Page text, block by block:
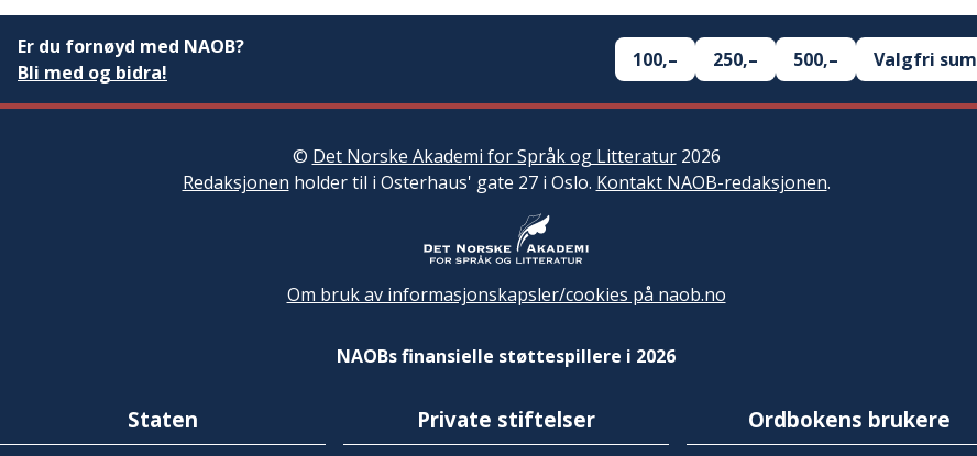
Er du fornøyd med NAOB?
Bli med og bidra!
100,– 250,– 500,– Valgfri sum
© Det Norske Akademi for Språk og Litteratur2026
Redaksjonen holder til i Osterhaus' gate 27 i Oslo. Kontakt NAOB-redaksjonen.
Om bruk av informasjonskapsler/cookies på naob.no
NAOBs finansielle støttespillere i 2026
Staten Private stiftelser Ordbokens brukere